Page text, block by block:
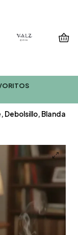
Debolsillo, Blanda